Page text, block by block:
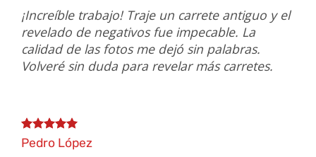
¡Increíble trabajo! Traje un carrete antiguo y el
revelado de negativos fue impecable. La
calidad de las fotos me dejó sin palabras.
Volveré sin duda para revelar más carretes.
Pedro López